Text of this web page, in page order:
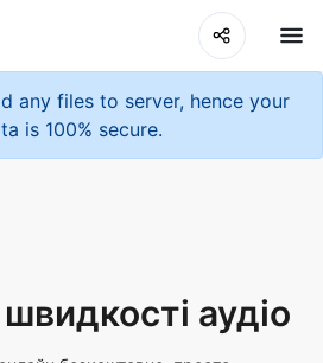
any files to server, hence your
is 100% secure.